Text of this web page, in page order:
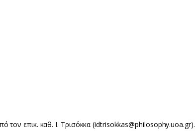
τον επικ. καθ. Ι. Τρισόκκα (idtrisokkas@philosophy.uoa.gr).